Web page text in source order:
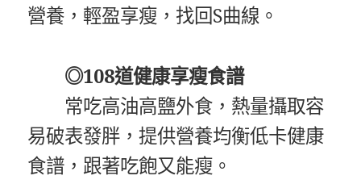
營養，輕盈享瘦，找回S曲線。
◎108道健康享瘦食譜
常吃高油高鹽外食，熱量攝取容
易破表發胖，提供營養均衡低卡健康
食譜，跟著吃飽又能瘦。